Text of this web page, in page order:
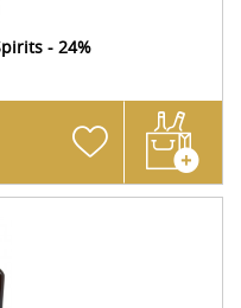
- 24%